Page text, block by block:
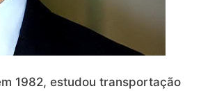
1982, estudou transportação